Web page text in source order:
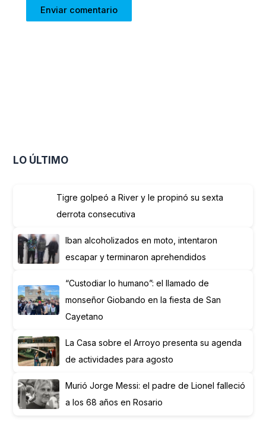
LO ÚLTIMO
Tigre golpeó a River y le propinó su sexta
derrota consecutiva
Iban alcoholizados en moto, intentaron
escapar y terminaron aprehendidos
“Custodiar lo humano”: el llamado de
monseñor Giobando en la fiesta de San
Cayetano
La Casa sobre el Arroyo presenta su agenda
de actividades para agosto
Murió Jorge Messi: el padre de Lionel falleció
a los 68 años en Rosario